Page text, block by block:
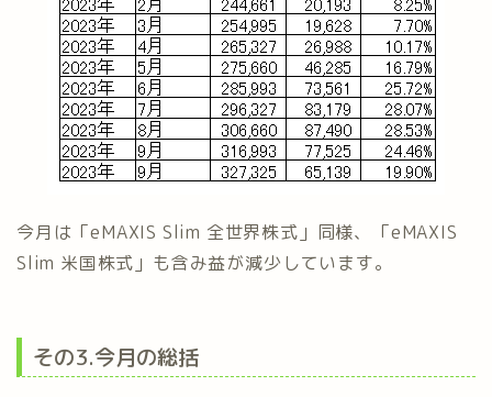
今月は「eMAXIS Slim 全世界株式」同様、「eMAXIS
Slim 米国株式」も含み益が減少しています。
その3.今月の総括